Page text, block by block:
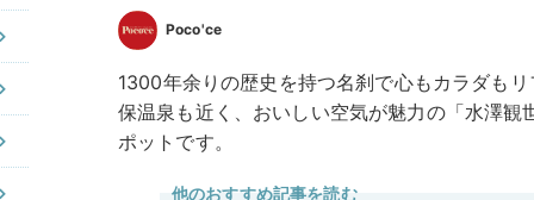
Poco'ce
1300年余りの歴史を持つ名刹で心もカラダも
保温泉も近く、おいしい空気が魅力の「水澤観
ポットです。
他のおすすめ記事を読む